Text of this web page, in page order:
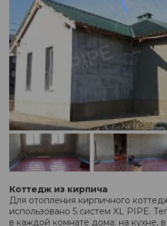
Коттедж из кирпича
Для отопления кирпичного
использовано 5 систем XL PIPE.
в каждой комнате дома: на кухне, в